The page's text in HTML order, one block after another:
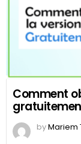
Comment
byMariem